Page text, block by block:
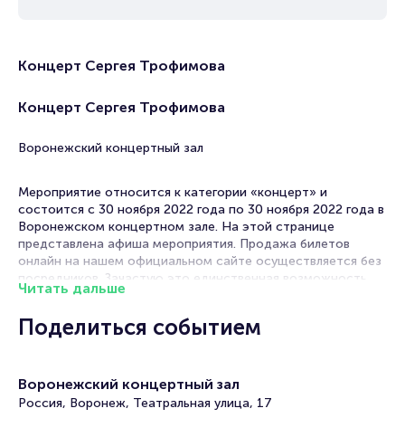
Концерт Сергея Трофимова
Концерт Сергея Трофимова
Воронежский концертный зал
Мероприятие относится к категории «концерт» и
состоится с 30 ноября 2022 года по 30 ноября 2022 года в
Воронежском концертном зале. На этой странице
представлена афиша мероприятия. Продажа билетов
онлайн на нашем официальном сайте осуществляется без
посредников. Зачастую это единственная возможность
достать билет на концерт.
Билеты на концерт Сергея Трофимова
продажи билетов на мероприятия разного формата.
Среднее время на покупку билета здесь начиная с выбора
Читать дальше
Поделиться событием
Воронежский концертный зал
Россия, Воронеж, Театральная улица, 17